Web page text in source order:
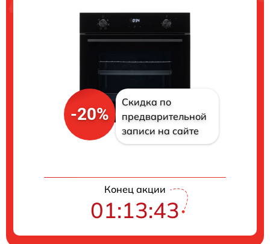
-20%
Скидка по
предварительной
записи на сайте
Конец акции
01:13:42